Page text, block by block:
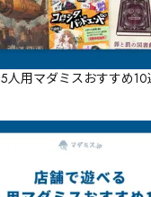
5人用マダミスおすすめ